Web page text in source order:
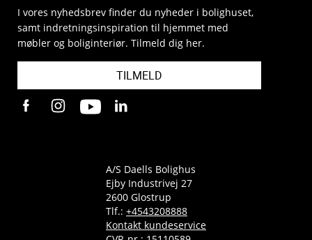
I vores nyhedsbrev finder du nyheder i bolighuset,
samt indretningsinspiration til hjemmet med
møbler og boliginteriør. Tilmeld dig her.
TILMELD
A/S Daells Bolighus
Ejby Industrivej 27
2600 Glostrup
Tlf.: +4543208888
Kontakt kundeservice